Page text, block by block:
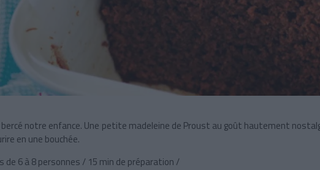
bercé notre enfance. Une petite madeleine de Proust au goût hautement
en une bouchée.
de 6 à 8 personnes / 15 min de préparation /